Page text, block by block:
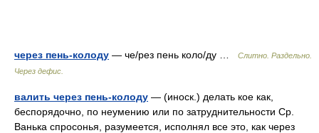
через пень-колоду — че/рез пень коло/ду …
Слитно. Раздельно.
Через дефис.
валить через пень-колоду — (иноск.) делать кое как,
беспорядочно, по неумению или по затруднительности Ср.
Ванька спросонья, разумеется, исполнял все это, как через